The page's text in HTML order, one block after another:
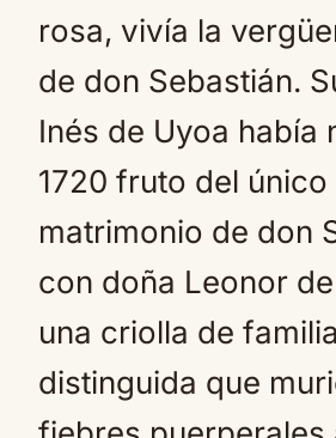
rosa, vivía la
de don Sebastián.
Inés de Uyoa había
1720 fruto del único
matrimonio de don
con doña Leonor
una criolla de familia
distinguida que